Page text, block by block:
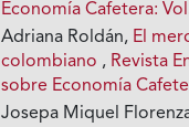
Economía Cafetera:
Adriana Roldán, El
colombiano , Revista
sobre Economía
Josepa Miquel